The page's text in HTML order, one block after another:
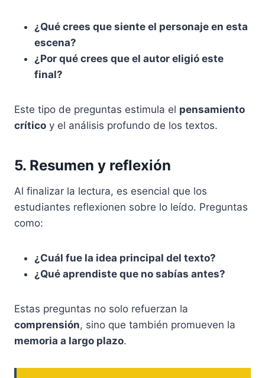
¿Qué crees que siente el personaje en esta
escena?
¿Por qué crees que el autor eligió este
final?
Este tipo de preguntas estimula el pensamiento
crítico y el análisis profundo de los textos.
5. Resumen y reflexión
Al finalizar la lectura, es esencial que los
estudiantes reflexionen sobre lo leído. Preguntas
como:
¿Cuál fue la idea principal del texto?
¿Qué aprendiste que no sabías antes?
Estas preguntas no solo refuerzan la
comprensión, sino que también promueven la
memoria a largo plazo.